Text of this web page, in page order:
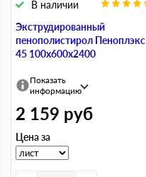
Экструдированный
пенополистирол Пеноплэкс
45 100х600х2400
В наличии
Показать
информацию
2 159 руб
Цена за